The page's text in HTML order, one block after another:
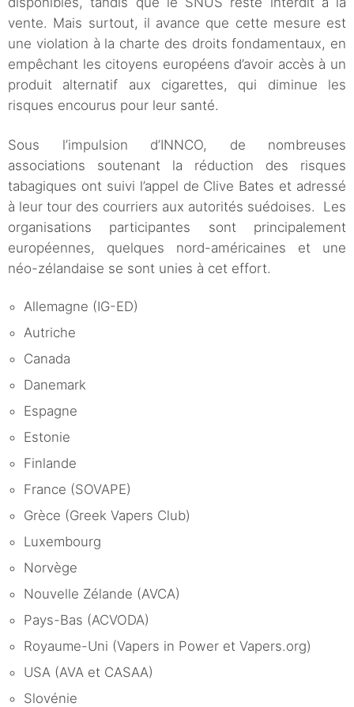
vente. Mais surtout, il avance que cette mesure est
une violation à la charte des droits fondamentaux, en
empêchant les citoyens européens d’avoir accès à un
produit alternatif aux cigarettes, qui diminue les
risques encourus pour leur santé.
Sous l’impulsion d’INNCO, de nombreuses
associations soutenant la réduction des risques
tabagiques ont suivi l’appel de Clive Bates et adressé
à leur tour des courriers aux autorités suédoises. Les
organisations participantes sont principalement
européennes, quelques nord-américaines et une
néo-zélandaise se sont unies à cet effort.
Allemagne (IG-ED)
Autriche
Canada
Danemark
Espagne
Estonie
Finlande
France (SOVAPE)
Grèce (Greek Vapers Club)
Luxembourg
Norvège
Nouvelle Zélande (AVCA)
Pays-Bas (ACVODA)
Royaume-Uni (Vapers in Power et Vapers.org)
USA (AVA et CASAA)
Slovénie